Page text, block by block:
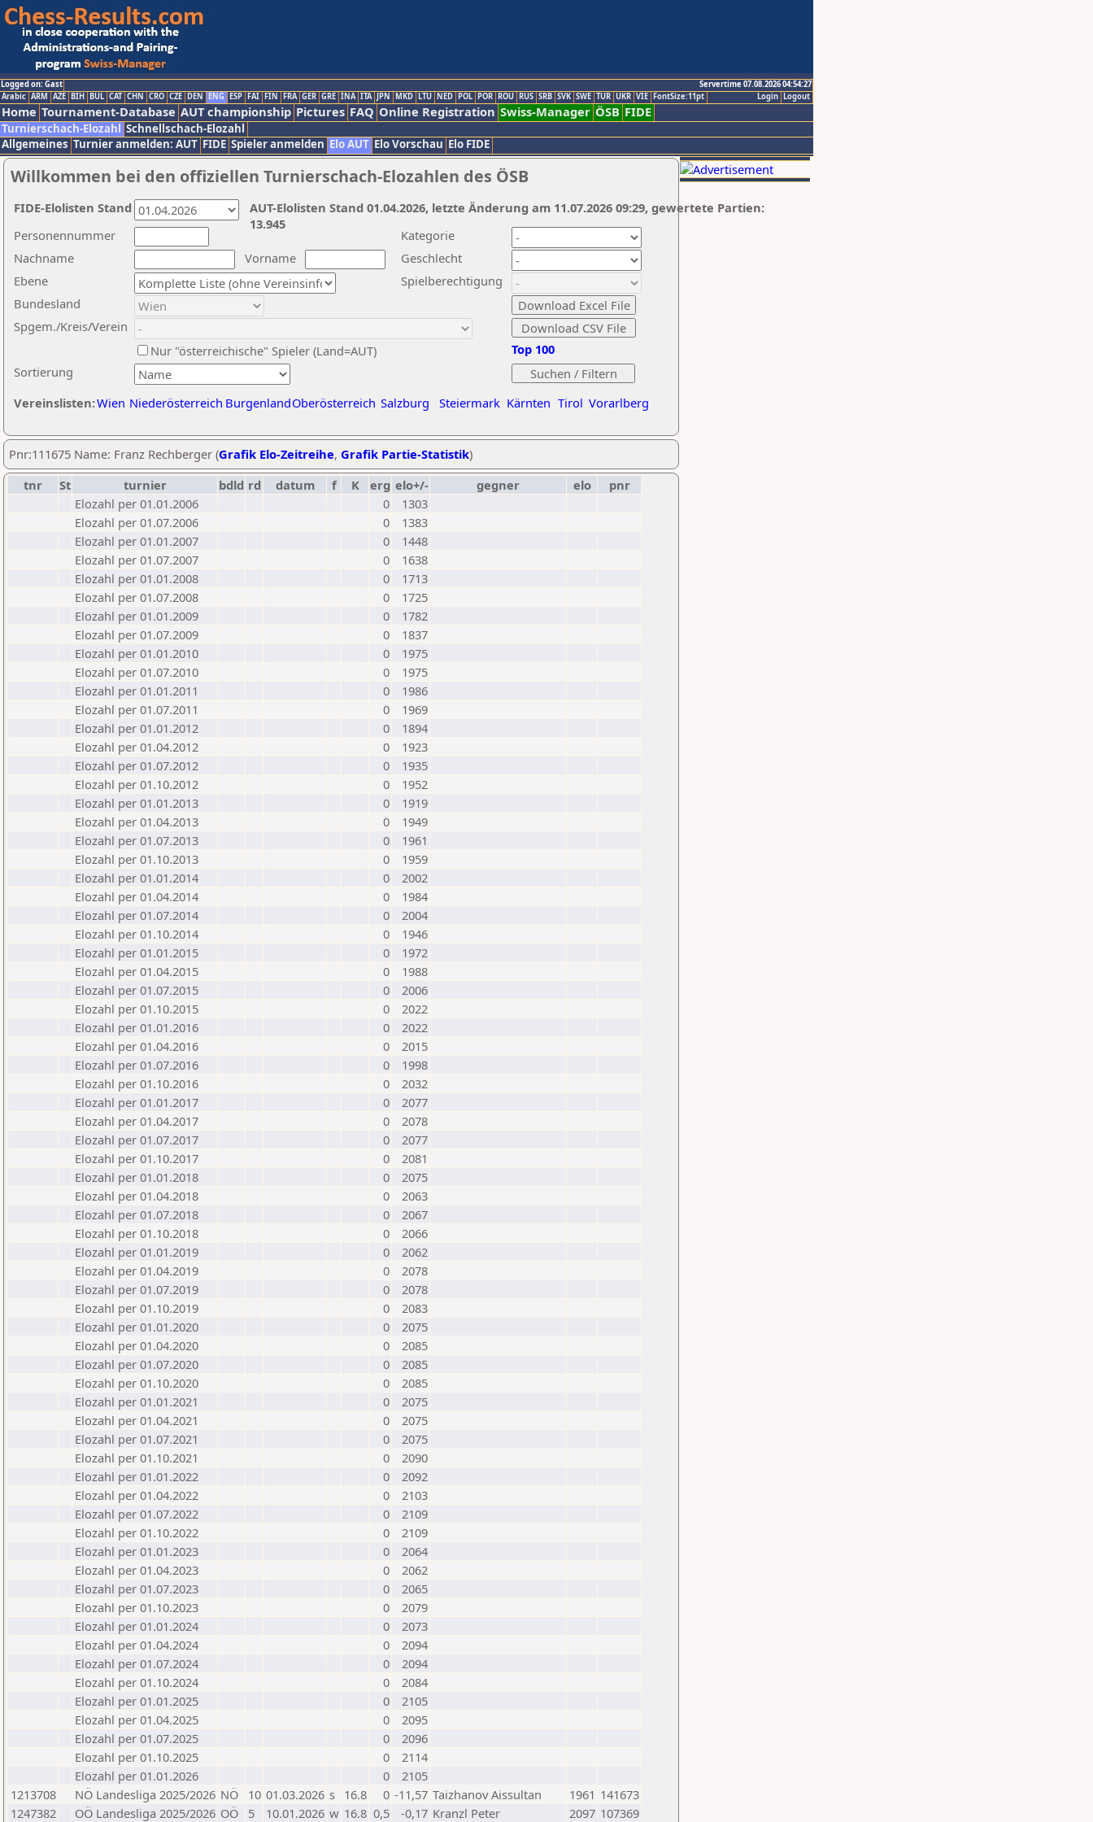
Logged on: Gast
Servertime 07.08.2026 04:54:27
Logout
Login
Arabic ARM AZE BIH BUL CAT CHN CRO CZE DEN ENG ESP FAI FIN FRA GER GRE INA ITA JPN MKD LTU NED POL POR ROU RUS SRB SVK SWE TUR UKR VIE FontSize:11pt
Home Tournament-Database AUT championship Pictures FAQ Online Registration Swiss-Manager ÖSB FIDE
Turnierschach-Elozahl Schnellschach-Elozahl
Allgemeines Turnier anmelden: AUT FIDE Spieler anmelden Elo AUT Elo Vorschau Elo FIDE
Willkommen bei den offiziellen Turnierschach-Elozahlen des ÖSB
Nachname
Vorname
Ebene
Kategorie
Sortierung
Personennummer
Bundesland
Spgem./Kreis/Verein
Geschlecht
Nur "österreichische" Spieler (Land=AUT)
Spielberechtigung
Vereinslisten:Wien Niederösterreich BurgenlandOberösterreich Salzburg Steiermark Kärnten Tirol Vorarlberg
Top 100
AUT-Elolisten Stand 01.04.2026, letzte Änderung am 11.07.2026 09:29, gewertete Partien:
13.945
FIDE-Elolisten Stand
Pnr:111675 Name: Franz Rechberger (Grafik Elo-Zeitreihe, Grafik Partie-Statistik)
tnr
St turnier bdld rd datum f K erg elo+/- gegner elo
pnr
Elozahl per 01.01.2006
0
1303
Elozahl per 01.07.2006
0
1383
Elozahl per 01.01.2007
0
1448
Elozahl per 01.07.2007
0
1638
Elozahl per 01.01.2008
0
1713
Elozahl per 01.07.2008
0
1725
Elozahl per 01.01.2009
0
1782
Elozahl per 01.07.2009
0
1837
Elozahl per 01.01.2010
0
1975
Elozahl per 01.07.2010
0
1975
Elozahl per 01.01.2011
0
1986
Elozahl per 01.07.2011
0
1969
Elozahl per 01.01.2012
0
1894
Elozahl per 01.04.2012
0
1923
Elozahl per 01.07.2012
0
1935
Elozahl per 01.10.2012
0
1952
Elozahl per 01.01.2013
0
1919
Elozahl per 01.04.2013
0
1949
Elozahl per 01.07.2013
0
1961
Elozahl per 01.10.2013
0
1959
Elozahl per 01.01.2014
0
2002
Elozahl per 01.04.2014
0
1984
Elozahl per 01.07.2014
0
2004
Elozahl per 01.10.2014
0
1946
Elozahl per 01.01.2015
0
1972
Elozahl per 01.04.2015
0
1988
Elozahl per 01.07.2015
0
2006
Elozahl per 01.10.2015
0
2022
Elozahl per 01.01.2016
0
2022
Elozahl per 01.04.2016
0
2015
Elozahl per 01.07.2016
0
1998
Elozahl per 01.10.2016
0
2032
Elozahl per 01.01.2017
0
2077
Elozahl per 01.04.2017
0
2078
Elozahl per 01.07.2017
0
2077
Elozahl per 01.10.2017
0
2081
Elozahl per 01.01.2018
0
2075
Elozahl per 01.04.2018
0
2063
Elozahl per 01.07.2018
0
2067
Elozahl per 01.10.2018
0
2066
Elozahl per 01.01.2019
0
2062
Elozahl per 01.04.2019
0
2078
Elozahl per 01.07.2019
0
2078
Elozahl per 01.10.2019
0
2083
Elozahl per 01.01.2020
0
2075
Elozahl per 01.04.2020
0
2085
Elozahl per 01.07.2020
0
2085
Elozahl per 01.10.2020
0
2085
Elozahl per 01.01.2021
0
2075
Elozahl per 01.04.2021
0
2075
Elozahl per 01.07.2021
0
2075
Elozahl per 01.10.2021
0
2090
Elozahl per 01.01.2022
0
2092
Elozahl per 01.04.2022
0
2103
Elozahl per 01.07.2022
0
2109
Elozahl per 01.10.2022
0
2109
Elozahl per 01.01.2023
0
2064
Elozahl per 01.04.2023
0
2062
Elozahl per 01.07.2023
0
2065
Elozahl per 01.10.2023
0
2079
Elozahl per 01.01.2024
0
2073
Elozahl per 01.04.2024
0
2094
Elozahl per 01.07.2024
0
2094
Elozahl per 01.10.2024
0
2084
Elozahl per 01.01.2025
0
2105
Elozahl per 01.04.2025
0
2095
Elozahl per 01.07.2025
0
2096
Elozahl per 01.10.2025
0
2114
Elozahl per 01.01.2026
0
2105
1213708
NÖ Landesliga 2025/2026 NÖ 10 01.03.2026 s 16.8 0 -11,57 Taizhanov Aissultan 1961 141673
1247382
OÖ Landesliga 2025/2026 OÖ 5 10.01.2026 w 16.8 0,5 -0,17 Kranzl Peter 2097 107369